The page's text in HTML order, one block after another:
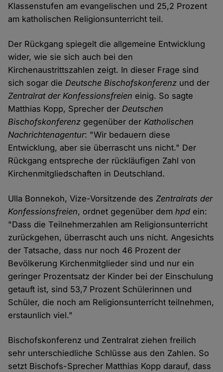
Klassenstufen am evangelischen und 25,2 Prozent
am katholischen Religionsunterricht teil.
Der Rückgang spiegelt die allgemeine Entwicklung
wider, wie sie sich auch bei den
Kirchenaustrittszahlen zeigt. In dieser Frage sind
sich sogar dieDeutsche Bischofskonferenz und der
Zentralrat der Konfessionsfreien einig. So sagte
Matthias Kopp, Sprecher derDeutschen
Bischofskonferenz gegenüber derKatholischen
Nachrichtenagentur: "Wir bedauern diese
Entwicklung, aber sie überrascht uns nicht." Der
Rückgang entspreche der rückläufigen Zahl von
Kirchenmitgliedschaften in Deutschland.
Ulla Bonnekoh, Vize-Vorsitzende desZentralrats der
Konfessionsfreien, ordnet gegenüber demhpd ein:
"Dass die Teilnehmerzahlen am Religionsunterricht
zurückgehen, überrascht auch uns nicht. Angesichts
der Tatsache, dass nur noch 46 Prozent der
Bevölkerung Kirchenmitglieder sind und nur ein
geringer Prozentsatz der Kinder bei der Einschulung
getauft ist, sind 53,7 Prozent Schülerinnen und
Schüler, die noch am Religionsunterricht teilnehmen,
erstaunlich viel."
Bischofskonferenz und Zentralrat ziehen freilich
sehr unterschiedliche Schlüsse aus den Zahlen. So
setzt Bischofs-Sprecher Matthias Kopp darauf, dass